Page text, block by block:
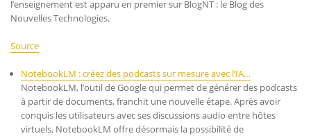
l’enseignement est apparu en premier sur BlogNT : le Blog des
Nouvelles Technologies.
Source
NotebookLM : créez des podcasts sur mesure avec l’IA…
NotebookLM, l’outil de Google qui permet de générer des podcasts
à partir de documents, franchit une nouvelle étape. Après avoir
conquis les utilisateurs avec ses discussions audio entre hôtes
virtuels, NotebookLM offre désormais la possibilité de